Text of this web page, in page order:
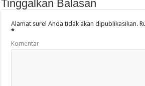
Tinggalkan Balasan
Alamat surel Anda tidak akan dipublikasikan.
*
Komentar